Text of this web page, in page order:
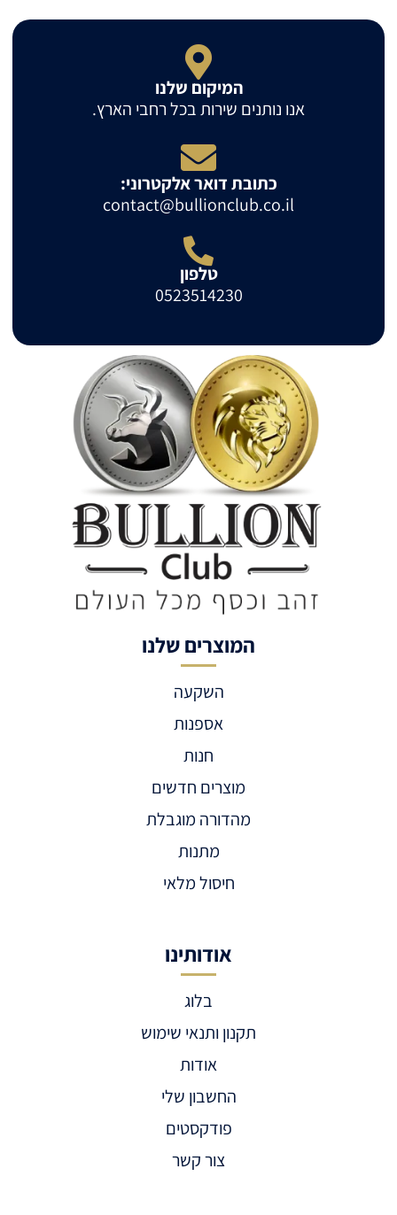
המיקום שלנו
אנו נותנים שירות בכל רחבי הארץ.
כתובת דואר אלקטרוני:
contact@bullionclub.co.il
טלפון
0523514230
המוצרים שלנו
השקעה
אספנות
חנות
מוצרים חדשים
מהדורה מוגבלת
מתנות
חיסול מלאי
אודותינו
בלוג
תקנון ותנאי שימוש
אודות
החשבון שלי
פודקסטים
צור קשר